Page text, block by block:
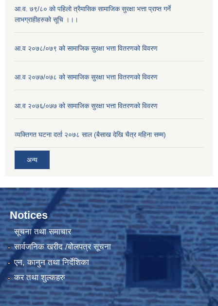
आ.व. ७९/८० को पहिलो त्रैमासिक सामाजिक सुरक्षा भत्ता प्राप्त गर्ने
लाभग्राहीहरुको सूचि ।।।
आ.व २०७८/०७९ को सामाजिक सुरक्षा भत्ता वितरणको विवरण
आ.व २०७७/०७८ को सामाजिक सुरक्षा भत्ता वितरणको विवरण
आ.व २०७६/०७७ को सामाजिक सुरक्षा भत्ता वितरणको विवरण
व्यक्तिगत घटना दर्ता २०७८ साल (बैसाख देखि चैत्र महिना सम्म)
अन्य
Notices
सूचना तथा समाचार
सार्वजनिक खरीद /बोलपत्र सूचना
एन, कानुन तथा निर्देशिका
कर तथा शुल्कहरु